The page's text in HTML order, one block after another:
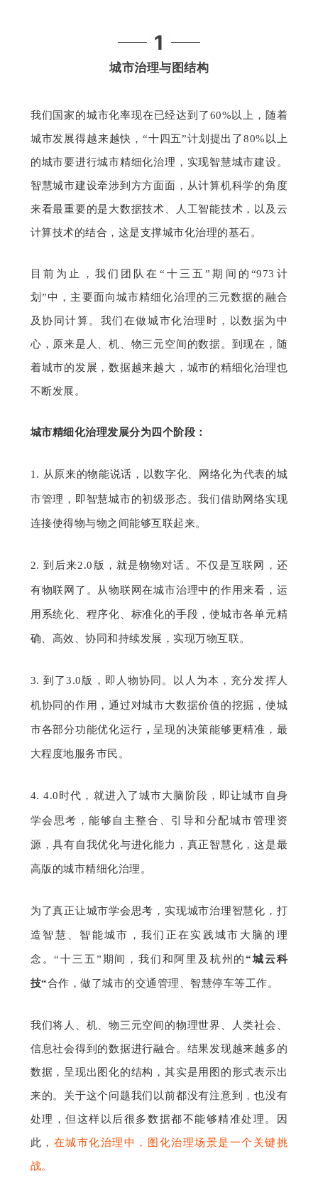
1
城市治理与图结构
我们国家的城市化率现在已经达到了60%以上，随着
城市发展得越来越快，“十四五”计划提出了80%以上
的城市要进行城市精细化治理，实现智慧城市建设。
智慧城市建设牵涉到方方面面，从计算机科学的角度
来看最重要的是大数据技术、人工智能技术，以及云
计算技术的结合，这是支撑城市化治理的基石。
目前为止，我们团队在“十三五”期间的“973计
划”中，主要面向城市精细化治理的三元数据的融合
及协同计算。我们在做城市化治理时，以数据为中
心，原来是人、机、物三元空间的数据。到现在，随
着城市的发展，数据越来越大，城市的精细化治理也
不断发展。
城市精细化治理发展分为四个阶段：
1. 从原来的物能说话，以数字化、网络化为代表的城
市管理，即智慧城市的初级形态。我们借助网络实现
连接使得物与物之间能够互联起来。
2. 到后来2.0版，就是物物对话。不仅是互联网，还
有物联网了。从物联网在城市治理中的作用来看，运
用系统化、程序化、标准化的手段，使城市各单元精
确、高效、协同和持续发展，实现万物互联。
3. 到了3.0版，即人物协同。以人为本，充分发挥人
机协同的作用，通过对城市大数据价值的挖掘，使城
市各部分功能优化运行 ， 呈现的决策能够更精准，最
大程度地服务市民。
4. 4.0时代，就进入了城市大脑阶段，即让城市自身
学会思考，能够自主整合、引导和分配城市管理资
源，具有自我优化与进化能力，真正智慧化，这是最
高版的城市精细化治理。
为了真正让城市学会思考，实现城市治理智慧化，打
造智慧、智能城市，我们正在实践城市大脑的理
念。“十三五”期间，我们和阿里及杭州的“城云科
技“合作，做了城市的交通管理、智慧停车等工作。
我们将人、机、物三元空间的物理世界、人类社会、
信息社会得到的数据进行融合。结果发现越来越多的
数据，呈现出图化的结构，其实是用图的形式表示出
来的。关于这个问题我们以前都没有注意到，也没有
处理，但这样以后很多数据都不能够精准处理。因
此， 在城市化治理中，图化治理场景是一个关键挑
战。